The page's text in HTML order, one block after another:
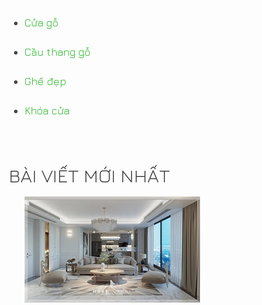
Cửa gỗ
Cầu thang gỗ
Ghế đẹp
Khóa cửa
BÀI VIẾT MỚI NHẤT